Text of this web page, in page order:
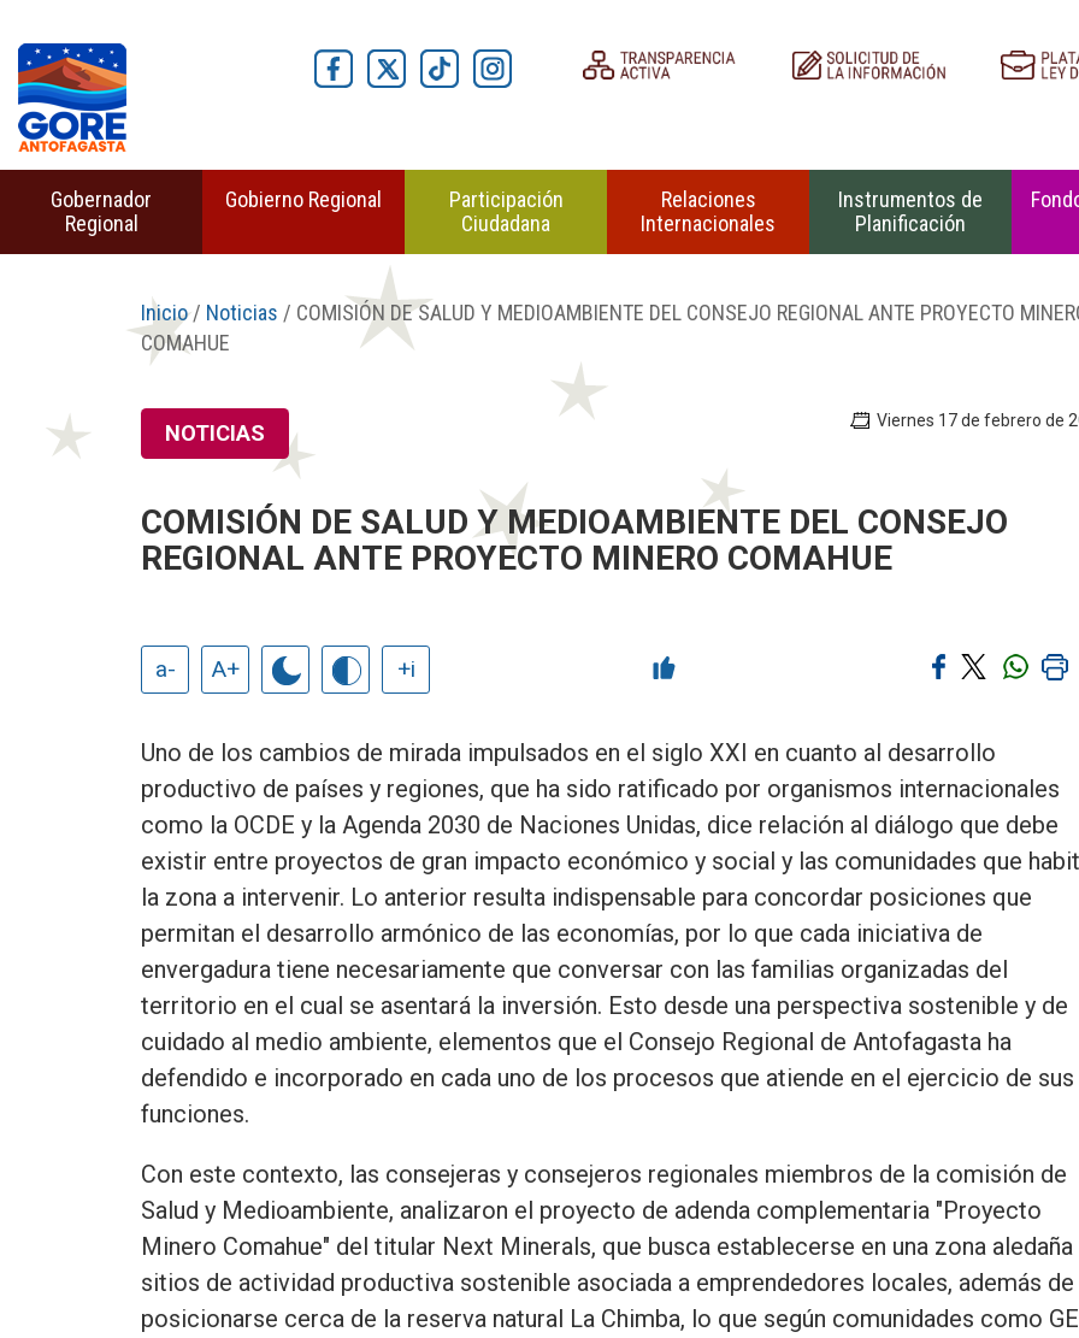
Gobernador
Regional
Gobierno Regional
Participación
Ciudadana
Relaciones
Internacionales
Instrumentos de
Planificación
Inicio/ Noticias / COMISIÓN DE SALUD Y MEDIOAMBIENTE DEL CONSEJO REGIONAL ANTE PROYECTO
COMAHUE
NOTICIAS Viernes 17 de febrero de
COMISIÓN DE SALUD Y MEDIOAMBIENTE DEL CONSEJO
REGIONAL ANTE PROYECTO MINERO COMAHUE
a- A+ +i
Uno de los cambios de mirada impulsados en el siglo XXI en cuanto al desarrollo
productivo de países y regiones, que ha sido ratificado por organismos internacionales
como la OCDE y la Agenda 2030 de Naciones Unidas, dice relación al diálogo que debe
existir entre proyectos de gran impacto económico y social y las comunidades que
la zona a intervenir. Lo anterior resulta indispensable para concordar posiciones que
permitan el desarrollo armónico de las economías, por lo que cada iniciativa de
envergadura tiene necesariamente que conversar con las familias organizadas del
territorio en el cual se asentará la inversión. Esto desde una perspectiva sostenible y de
cuidado al medio ambiente, elementos que el Consejo Regional de Antofagasta ha
defendido e incorporado en cada uno de los procesos que atiende en el ejercicio de sus
funciones.
Con este contexto, las consejeras y consejeros regionales miembros de la comisión de
Salud y Medioambiente, analizaron el proyecto de adenda complementaria "Proyecto
Minero Comahue" del titular Next Minerals, que busca establecerse en una zona aledaña
sitios de actividad productiva sostenible asociada a emprendedores locales, además de
posicionarse cerca de la reserva natural La Chimba, lo que según comunidades como